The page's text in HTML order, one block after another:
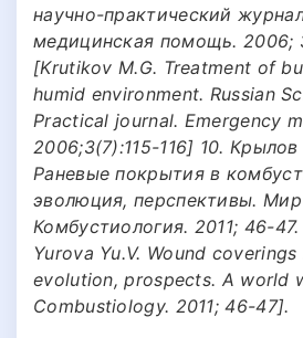
научно-практический
медицинская помощь. 2006;
[Krutikov M.G. Treatment of
humid environment. Russian
Practical journal. Emergency
2006;3(7):115-116] 10.
Раневые покрытия в
эволюция, перспективы.
Комбустиология. 2011; 46-
Yurova Yu.V. Wound
evolution, prospects. A world
Combustiology. 2011; 46-47].